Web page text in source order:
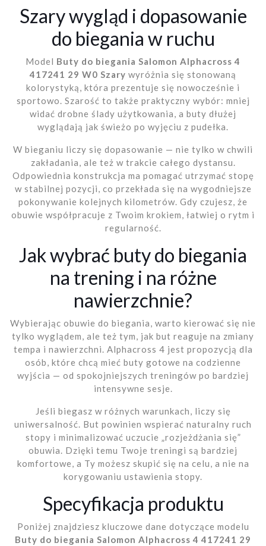
Szary wygląd i dopasowanie
do biegania w ruchu
Model Buty do biegania Salomon Alphacross 4
417241 29 W0 Szary wyróżnia się stonowaną
kolorystyką, która prezentuje się nowocześnie i
sportowo. Szarość to także praktyczny wybór: mniej
widać drobne ślady użytkowania, a buty dłużej
wyglądają jak świeżo po wyjęciu z pudełka.
W bieganiu liczy się dopasowanie — nie tylko w chwili
zakładania, ale też w trakcie całego dystansu.
Odpowiednia konstrukcja ma pomagać utrzymać stopę
w stabilnej pozycji, co przekłada się na wygodniejsze
pokonywanie kolejnych kilometrów. Gdy czujesz, że
obuwie współpracuje z Twoim krokiem, łatwiej o rytm i
regularność.
Jak wybrać buty do biegania
na trening i na różne
nawierzchnie?
Wybierając obuwie do biegania, warto kierować się nie
tylko wyglądem, ale też tym, jak but reaguje na zmiany
tempa i nawierzchni. Alphacross 4 jest propozycją dla
osób, które chcą mieć buty gotowe na codzienne
wyjścia — od spokojniejszych treningów po bardziej
intensywne sesje.
Jeśli biegasz w różnych warunkach, liczy się
uniwersalność. But powinien wspierać naturalny ruch
stopy i minimalizować uczucie „rozjeżdżania się”
obuwia. Dzięki temu Twoje treningi są bardziej
komfortowe, a Ty możesz skupić się na celu, a nie na
korygowaniu ustawienia stopy.
Specyfikacja produktu
Poniżej znajdziesz kluczowe dane dotyczące modelu
Buty do biegania Salomon Alphacross 4 417241 29